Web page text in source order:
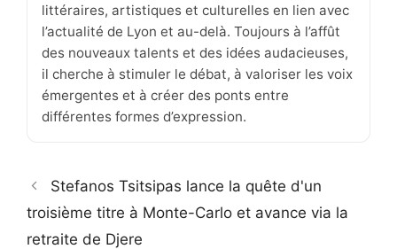
littéraires, artistiques et culturelles en lien avec
l’actualité de Lyon et au-delà. Toujours à l’affût
des nouveaux talents et des idées audacieuses,
il cherche à stimuler le débat, à valoriser les voix
émergentes et à créer des ponts entre
différentes formes d’expression.
Stefanos Tsitsipas lance la quête d'un
troisième titre à Monte-Carlo et avance via la
retraite de Djere